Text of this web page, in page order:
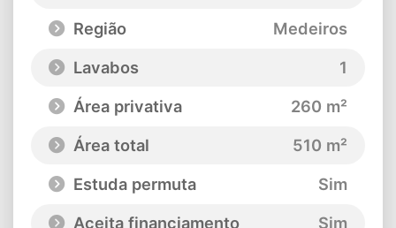
Região
Medeiros
Lavabos
1
Área privativa
260 m²
Área total
510 m²
Estuda permuta
Sim
Aceita financiamento
Sim